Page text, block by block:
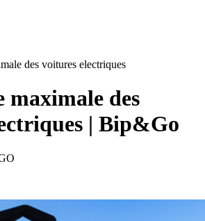
des voitures electriques
maximale des
| Bip&Go